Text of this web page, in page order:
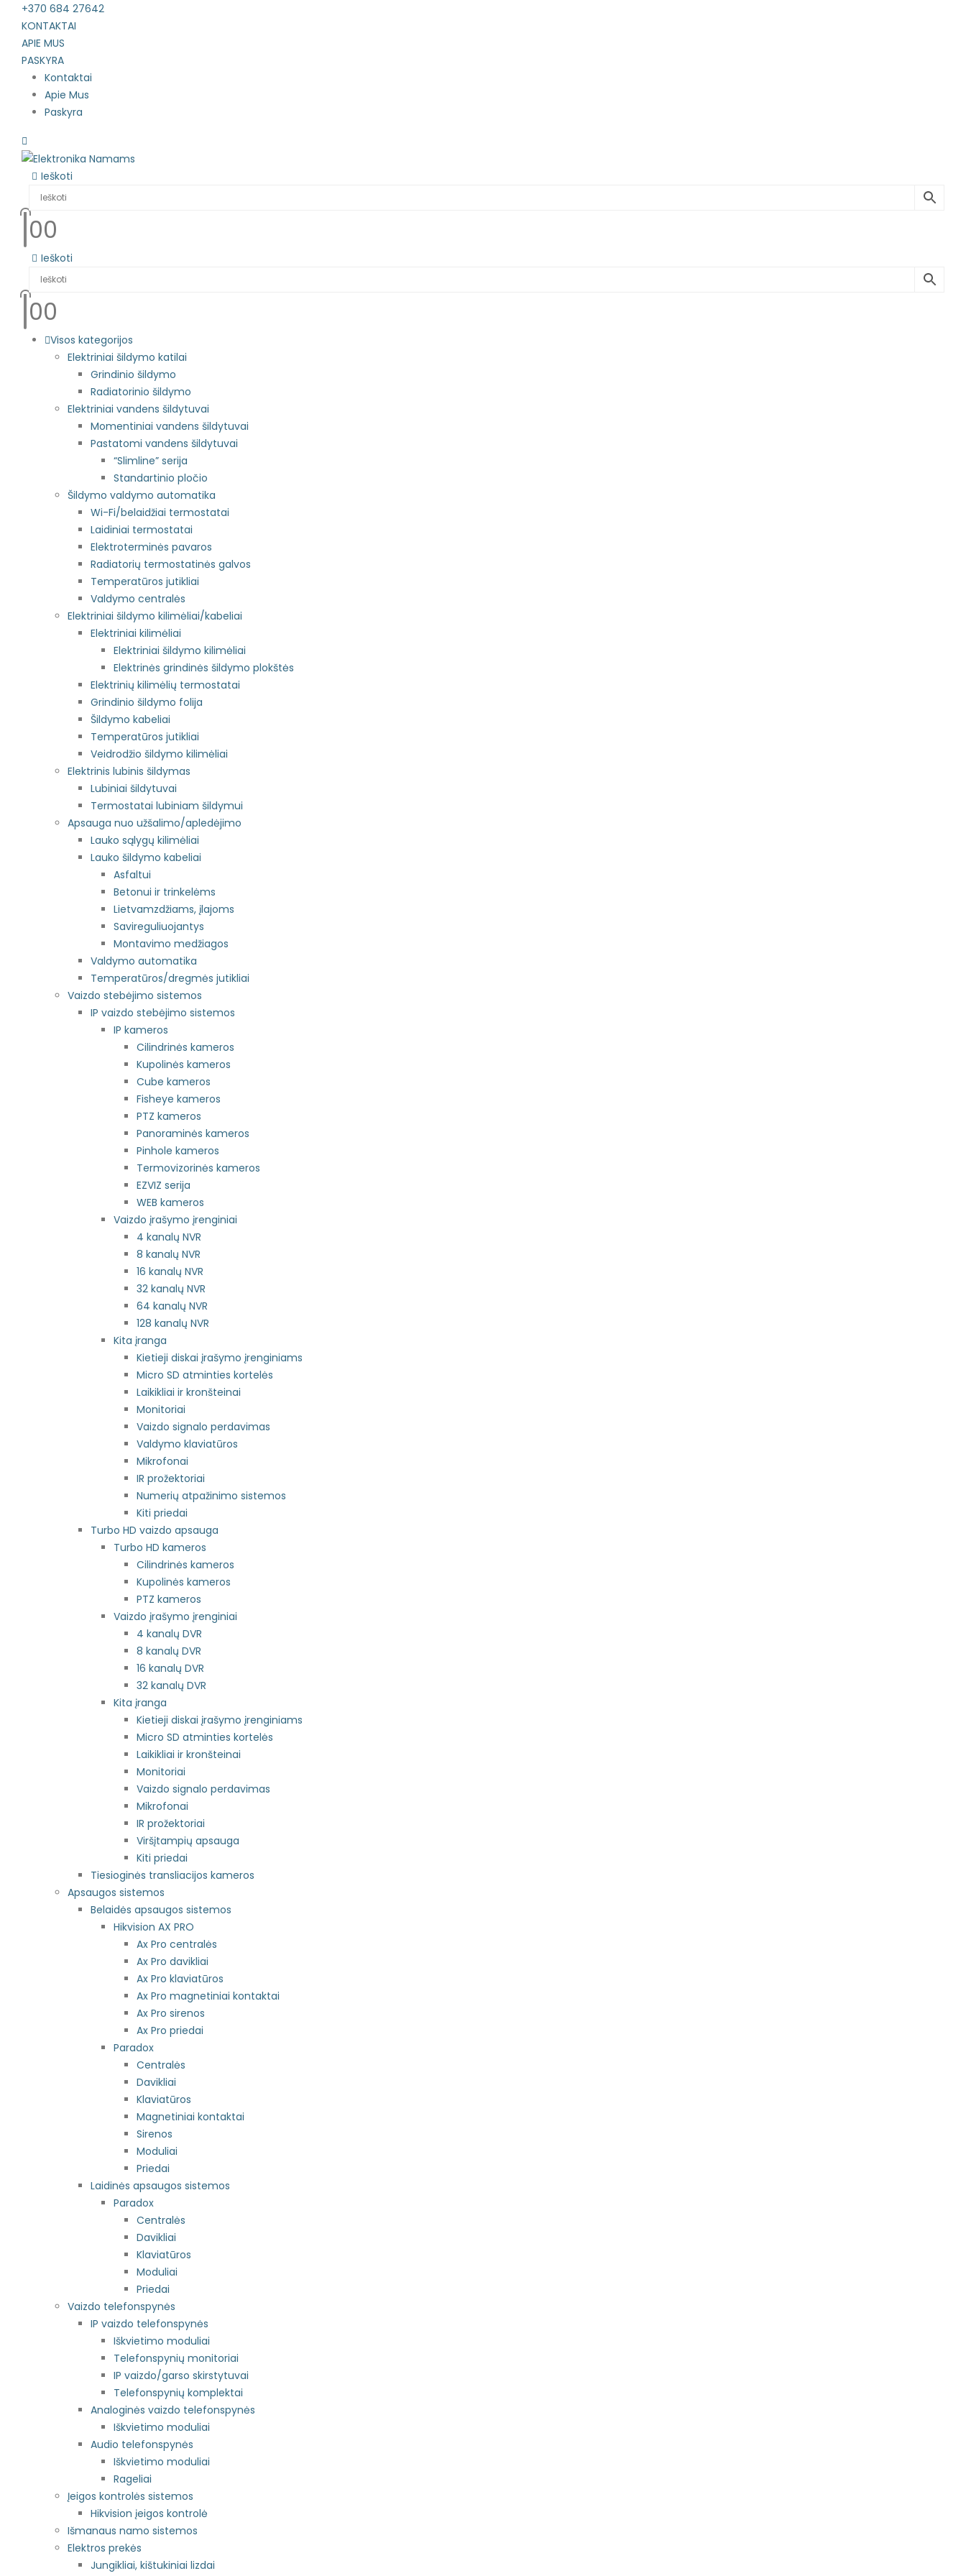
+370 684 27642
KONTAKTAI
APIE MUS
PASKYRA
Kontaktai
Apie Mus
Paskyra
Ieškoti
00
Ieškoti
00
Visos kategorijos
Elektriniai šildymo katilai
Grindinio šildymo
Radiatorinio šildymo
Elektriniai vandens šildytuvai
Momentiniai vandens šildytuvai
Pastatomi vandens šildytuvai
“Slimline” serija
Standartinio pločio
Šildymo valdymo automatika
Wi-Fi/belaidžiai termostatai
Laidiniai termostatai
Elektroterminės pavaros
Radiatorių termostatinės galvos
Temperatūros jutikliai
Valdymo centralės
Elektriniai šildymo kilimėliai/kabeliai
Elektriniai kilimėliai
Elektriniai šildymo kilimėliai
Elektrinės grindinės šildymo plokštės
Elektrinių kilimėlių termostatai
Grindinio šildymo folija
Šildymo kabeliai
Temperatūros jutikliai
Veidrodžio šildymo kilimėliai
Elektrinis lubinis šildymas
Lubiniai šildytuvai
Termostatai lubiniam šildymui
Apsauga nuo užšalimo/apledėjimo
Lauko sąlygų kilimėliai
Lauko šildymo kabeliai
Asfaltui
Betonui ir trinkelėms
Lietvamzdžiams, įlajoms
Savireguliuojantys
Montavimo medžiagos
Valdymo automatika
Temperatūros/dregmės jutikliai
Vaizdo stebėjimo sistemos
IP vaizdo stebėjimo sistemos
IP kameros
Cilindrinės kameros
Kupolinės kameros
Cube kameros
Fisheye kameros
PTZ kameros
Panoraminės kameros
Pinhole kameros
Termovizorinės kameros
EZVIZ serija
WEB kameros
Vaizdo įrašymo įrenginiai
4 kanalų NVR
8 kanalų NVR
16 kanalų NVR
32 kanalų NVR
64 kanalų NVR
128 kanalų NVR
Kita įranga
Kietieji diskai įrašymo įrenginiams
Micro SD atminties kortelės
Laikikliai ir kronšteinai
Monitoriai
Vaizdo signalo perdavimas
Valdymo klaviatūros
Mikrofonai
IR prožektoriai
Numerių atpažinimo sistemos
Kiti priedai
Turbo HD vaizdo apsauga
Turbo HD kameros
Cilindrinės kameros
Kupolinės kameros
PTZ kameros
Vaizdo įrašymo įrenginiai
4 kanalų DVR
8 kanalų DVR
16 kanalų DVR
32 kanalų DVR
Kita įranga
Kietieji diskai įrašymo įrenginiams
Micro SD atminties kortelės
Laikikliai ir kronšteinai
Monitoriai
Vaizdo signalo perdavimas
Mikrofonai
IR prožektoriai
Viršįtampių apsauga
Kiti priedai
Tiesioginės transliacijos kameros
Apsaugos sistemos
Belaidės apsaugos sistemos
Hikvision AX PRO
Ax Pro centralės
Ax Pro davikliai
Ax Pro klaviatūros
Ax Pro magnetiniai kontaktai
Ax Pro sirenos
Ax Pro priedai
Paradox
Centralės
Davikliai
Klaviatūros
Magnetiniai kontaktai
Sirenos
Moduliai
Priedai
Laidinės apsaugos sistemos
Paradox
Centralės
Davikliai
Klaviatūros
Moduliai
Priedai
Vaizdo telefonspynės
IP vaizdo telefonspynės
Iškvietimo moduliai
Telefonspynių monitoriai
IP vaizdo/garso skirstytuvai
Telefonspynių komplektai
Analoginės vaizdo telefonspynės
Iškvietimo moduliai
Audio telefonspynės
Iškvietimo moduliai
Rageliai
Įeigos kontrolės sistemos
Hikvision įeigos kontrolė
Išmanaus namo sistemos
Elektros prekės
Jungikliai, kištukiniai lizdai